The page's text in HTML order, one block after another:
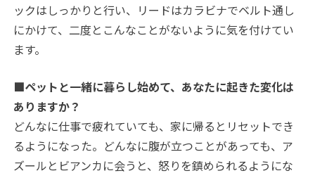
ックはしっかりと行い、リードはカラビナでベルト通し
にかけて、二度とこんなことがないように気を付けてい
ます。
■ペットと一緒に暮らし始めて、あなたに起きた変化は
ありますか？
どんなに仕事で疲れていても、家に帰るとリセットでき
るようになった。どんなに腹が立つことがあっても、ア
ズールとビアンカに会うと、怒りを鎮められるようにな